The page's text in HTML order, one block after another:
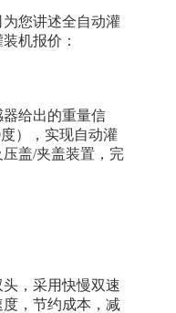
您讲述全自动灌
机报价：
给出的重量信
），实现自动灌
盖/夹盖装置，完
，采用快慢双速
，节约成本，减